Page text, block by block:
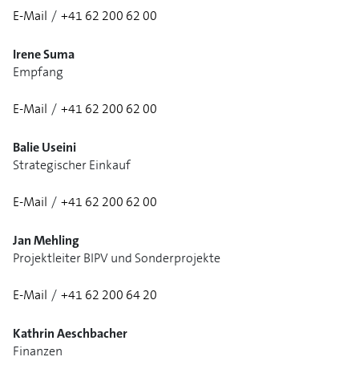
E-Mail / +41 62 200 62 00
Irene Suma
Empfang
E-Mail / +41 62 200 62 00
Balie Useini
Strategischer Einkauf
E-Mail / +41 62 200 62 00
Jan Mehling
Projektleiter BIPV und Sonderprojekte
E-Mail / +41 62 200 64 20
Kathrin Aeschbacher
Finanzen